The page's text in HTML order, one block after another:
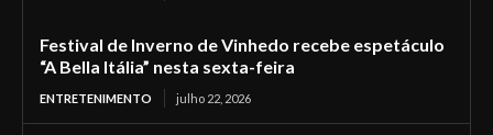
Festival de Inverno de Vinhedo recebe espetáculo
“A Bella Itália” nesta sexta-feira
ENTRETENIMENTO julho 22, 2026